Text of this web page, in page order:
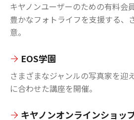
キヤノンユーザーのための有料会
豊かなフォトライフを支援する、
意。
EOS学園
さまざまなジャンルの写真家を迎
に合わせた講座を開催。
キヤノンオンラインショッ